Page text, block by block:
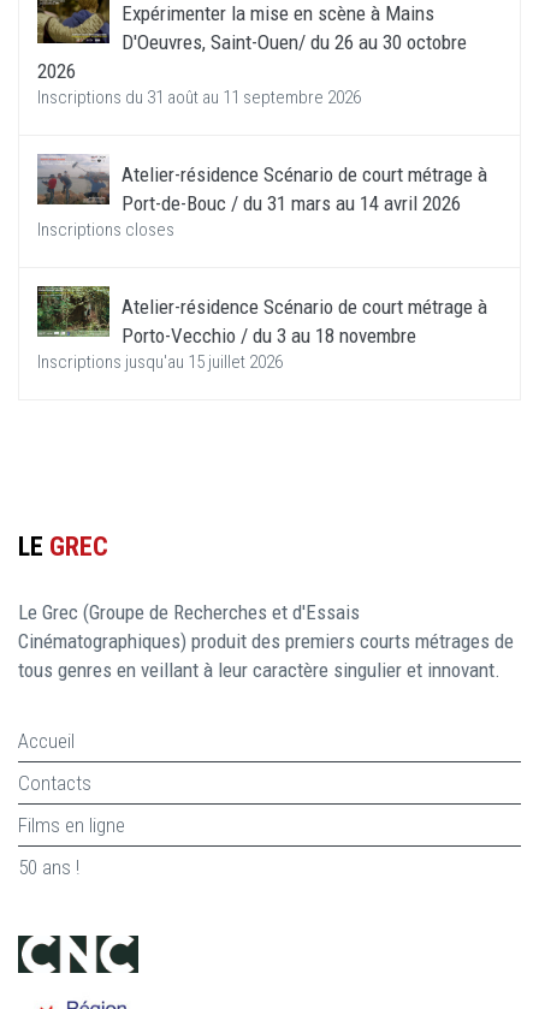
Expérimenter la mise en scène à Mains
D'Oeuvres, Saint-Ouen/ du 26 au 30 octobre
2026
Inscriptions du 31 août au 11 septembre 2026
Atelier-résidence Scénario de court métrage à
Port-de-Bouc / du 31 mars au 14 avril 2026
Inscriptions closes
Atelier-résidence Scénario de court métrage à
Porto-Vecchio / du 3 au 18 novembre
Inscriptions jusqu'au 15 juillet 2026
LE GREC
Le Grec (Groupe de Recherches et d'Essais
Cinématographiques) produit des premiers courts métrages de
tous genres en veillant à leur caractère singulier et innovant.
Accueil
Contacts
Films en ligne
50 ans !